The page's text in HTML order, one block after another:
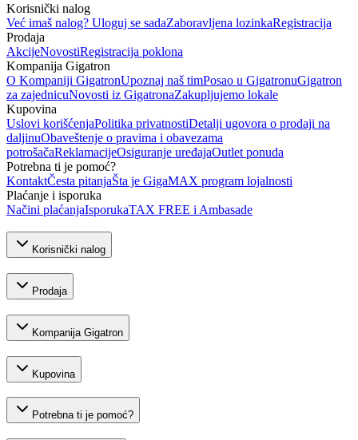
Korisnički nalog
Već imaš nalog? Uloguj se sadaZaboravljena lozinkaRegistracija
Prodaja
AkcijeNovostiRegistracija poklona
Kompanija Gigatron
O Kompaniji GigatronUpoznaj naš timPosao u GigatronuGigatron
za zajednicuNovosti iz GigatronaZakupljujemo lokale
Kupovina
Uslovi korišćenjaPolitika privatnostiDetalji ugovora o prodaji na
daljinuObaveštenje o pravima i obavezama
potrošačaReklamacijeOsiguranje uređajaOutlet ponuda
Potrebna ti je pomoć?
KontaktČesta pitanjaŠta je GigaMAX program lojalnosti
Plaćanje i isporuka
Načini plaćanjaIsporukaTAX FREE i Ambasade
Korisnički nalog
Prodaja
Kompanija Gigatron
Kupovina
Potrebna ti je pomoć?